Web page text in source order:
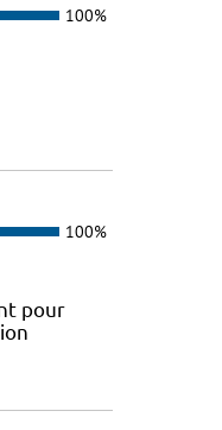
100%
100%
pour